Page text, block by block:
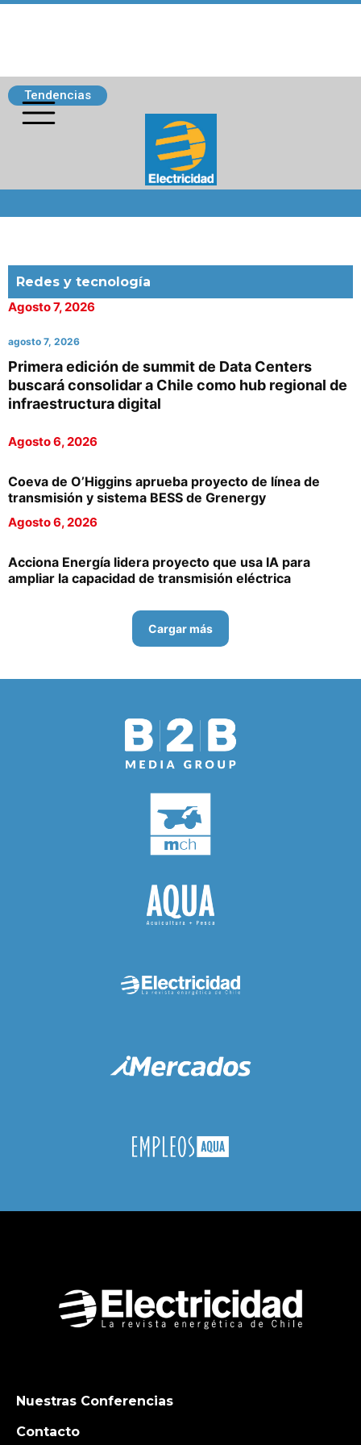
Tendencias
Redes y tecnología
Agosto 7, 2026
agosto 7, 2026
Primera edición de summit de Data Centers
buscará consolidar a Chile como hub regional de
infraestructura digital
Agosto 6, 2026
Coeva de O’Higgins aprueba proyecto de línea de
transmisión y sistema BESS de Grenergy
Agosto 6, 2026
Acciona Energía lidera proyecto que usa IA para
ampliar la capacidad de transmisión eléctrica
Cargar más
Nuestras Conferencias
Contacto